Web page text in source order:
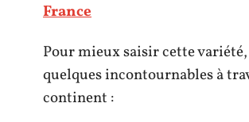
France
Pour mieux saisir cette
quelques incontournables à
continent :